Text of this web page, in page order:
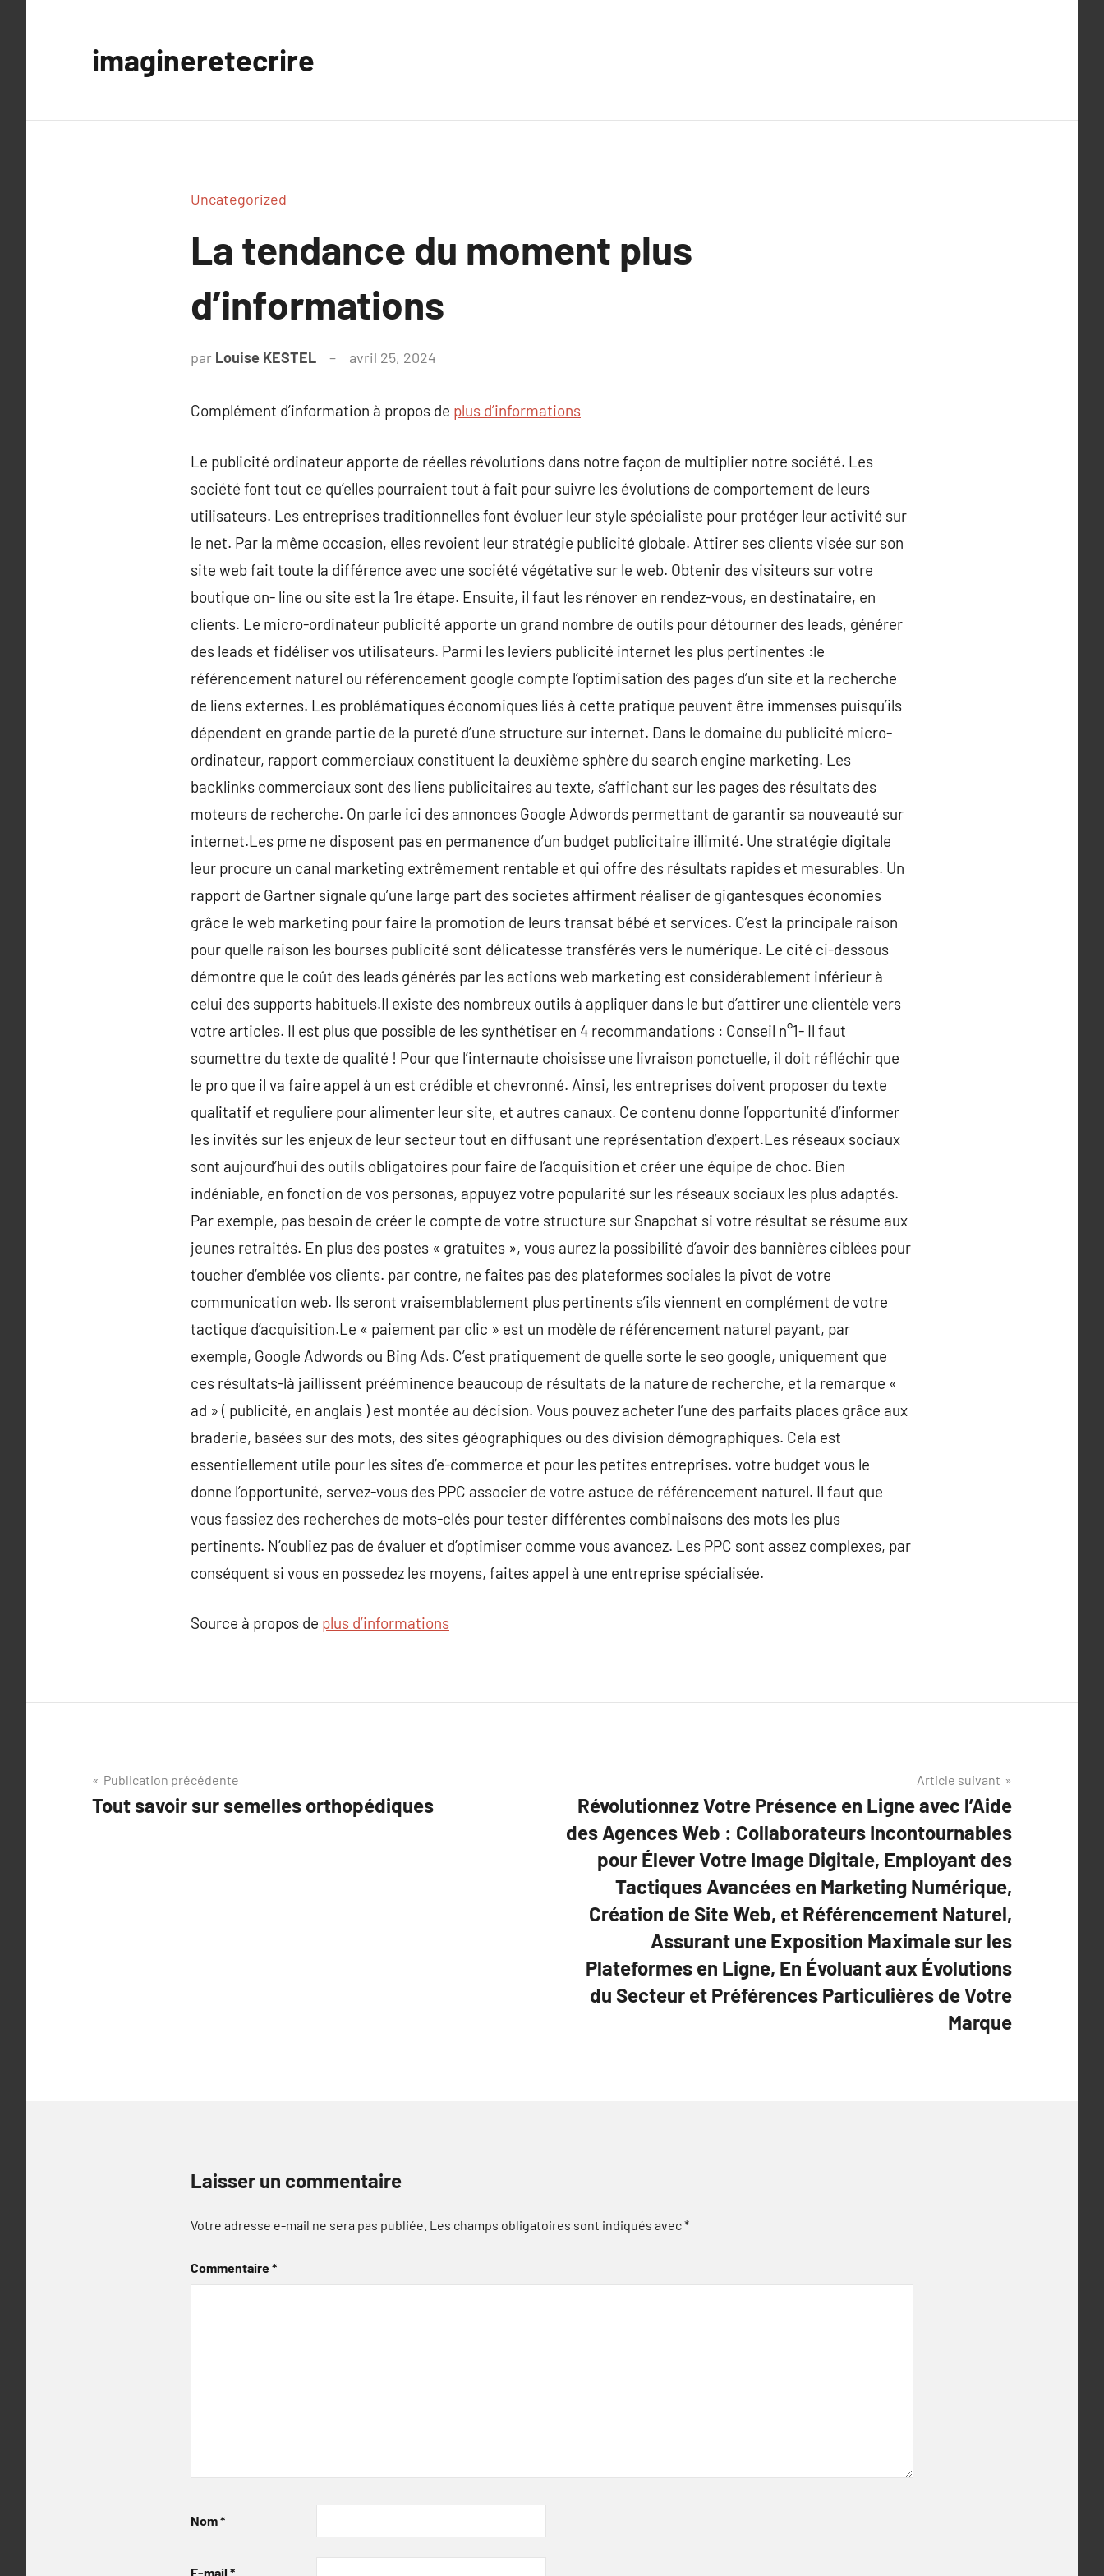
imagineretecrire
Uncategorized
La tendance du moment plus
d’informations
par Louise KESTEL avril 25, 2024
Complément d’information à propos de plus d’informations
Le publicité ordinateur apporte de réelles révolutions dans notre façon de multiplier notre société. Les
société font tout ce qu’elles pourraient tout à fait pour suivre les évolutions de comportement de leurs
utilisateurs. Les entreprises traditionnelles font évoluer leur style spécialiste pour protéger leur activité sur
le net. Par la même occasion, elles revoient leur stratégie publicité globale. Attirer ses clients visée sur son
site web fait toute la différence avec une société végétative sur le web. Obtenir des visiteurs sur votre
boutique on- line ou site est la 1re étape. Ensuite, il faut les rénover en rendez-vous, en destinataire, en
clients. Le micro-ordinateur publicité apporte un grand nombre de outils pour détourner des leads, générer
des leads et fidéliser vos utilisateurs. Parmi les leviers publicité internet les plus pertinentes :le
référencement naturel ou référencement google compte l’optimisation des pages d’un site et la recherche
de liens externes. Les problématiques économiques liés à cette pratique peuvent être immenses puisqu’ils
dépendent en grande partie de la pureté d’une structure sur internet. Dans le domaine du publicité micro-
ordinateur, rapport commerciaux constituent la deuxième sphère du search engine marketing. Les
backlinks commerciaux sont des liens publicitaires au texte, s’affichant sur les pages des résultats des
moteurs de recherche. On parle ici des annonces Google Adwords permettant de garantir sa nouveauté sur
internet.Les pme ne disposent pas en permanence d’un budget publicitaire illimité. Une stratégie digitale
leur procure un canal marketing extrêmement rentable et qui offre des résultats rapides et mesurables. Un
rapport de Gartner signale qu’une large part des societes affirment réaliser de gigantesques économies
grâce le web marketing pour faire la promotion de leurs transat bébé et services. C’est la principale raison
pour quelle raison les bourses publicité sont délicatesse transférés vers le numérique. Le cité ci-dessous
démontre que le coût des leads générés par les actions web marketing est considérablement inférieur à
celui des supports habituels.Il existe des nombreux outils à appliquer dans le but d’attirer une clientèle vers
votre articles. Il est plus que possible de les synthétiser en 4 recommandations : Conseil n°1- Il faut
soumettre du texte de qualité ! Pour que l’internaute choisisse une livraison ponctuelle, il doit réfléchir que
le pro que il va faire appel à un est crédible et chevronné. Ainsi, les entreprises doivent proposer du texte
qualitatif et reguliere pour alimenter leur site, et autres canaux. Ce contenu donne l’opportunité d’informer
les invités sur les enjeux de leur secteur tout en diffusant une représentation d’expert.Les réseaux sociaux
sont aujourd’hui des outils obligatoires pour faire de l’acquisition et créer une équipe de choc. Bien
indéniable, en fonction de vos personas, appuyez votre popularité sur les réseaux sociaux les plus adaptés.
Par exemple, pas besoin de créer le compte de votre structure sur Snapchat si votre résultat se résume aux
jeunes retraités. En plus des postes « gratuites », vous aurez la possibilité d’avoir des bannières ciblées pour
toucher d’emblée vos clients. par contre, ne faites pas des plateformes sociales la pivot de votre
communication web. Ils seront vraisemblablement plus pertinents s’ils viennent en complément de votre
tactique d’acquisition.Le « paiement par clic » est un modèle de référencement naturel payant, par
exemple, Google Adwords ou Bing Ads. C’est pratiquement de quelle sorte le seo google, uniquement que
ces résultats-là jaillissent prééminence beaucoup de résultats de la nature de recherche, et la remarque «
ad » ( publicité, en anglais ) est montée au décision. Vous pouvez acheter l’une des parfaits places grâce aux
braderie, basées sur des mots, des sites géographiques ou des division démographiques. Cela est
essentiellement utile pour les sites d’e-commerce et pour les petites entreprises. votre budget vous le
donne l’opportunité, servez-vous des PPC associer de votre astuce de référencement naturel. Il faut que
vous fassiez des recherches de mots-clés pour tester différentes combinaisons des mots les plus
pertinents. N’oubliez pas de évaluer et d’optimiser comme vous avancez. Les PPC sont assez complexes, par
conséquent si vous en possedez les moyens, faites appel à une entreprise spécialisée.
Source à propos de plus d’informations
Navigation
de
Publication précédente
Tout savoir sur semelles orthopédiques
Article suivant
Révolutionnez Votre Présence en Ligne avec l’Aide
des Agences Web : Collaborateurs Incontournables
pour Élever Votre Image Digitale, Employant des
Tactiques Avancées en Marketing Numérique,
Création de Site Web, et Référencement Naturel,
Assurant une Exposition Maximale sur les
Plateformes en Ligne, En Évoluant aux Évolutions
du Secteur et Préférences Particulières de Votre
Marque
Laisser un commentaire
Votre adresse e-mail ne sera pas publiée. Les champs obligatoires sont indiqués avec*
Commentaire*
Nom*
E-mail *